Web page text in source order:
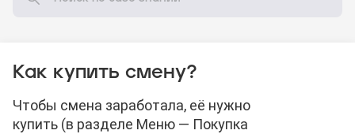
Как купить смену?
Чтобы смена заработала, её нужно
купить (в разделе Меню — Покупка